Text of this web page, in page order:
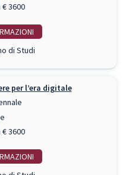
€ 3600
di Studi
per l’era digitale
€ 3600